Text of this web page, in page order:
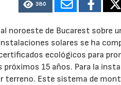
380
noroeste de Bucarest sobre
solares se ha
ecológicos para
15 años. Para la
Este sistema de